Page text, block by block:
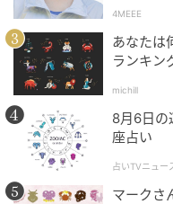
降の人生段階にたとえ
若い頃から、どこか達
も一歩先を見据えて行
自分に求められてい
立つ存在であろうとす
す。感情に流されず
かけて積み上げたも
信頼感こそが、山羊座
4MEEE
あなたは
ランキン
michill
8月6日
座占い
占いTVニュー
マークさ